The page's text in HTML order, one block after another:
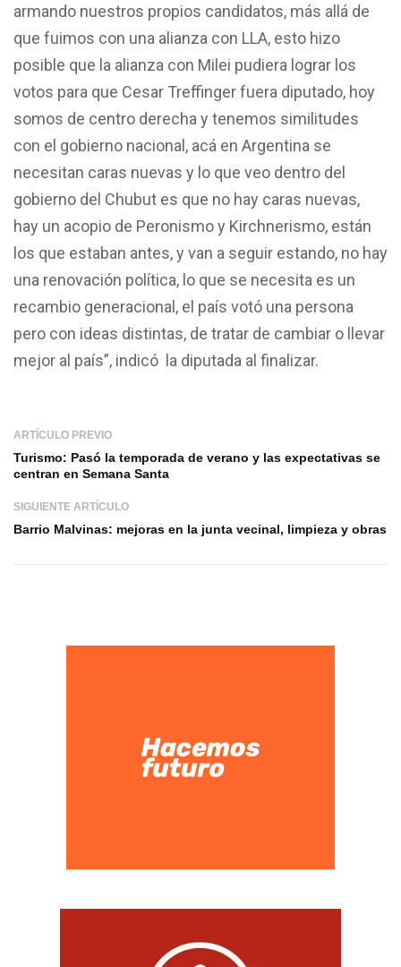
armando nuestros propios candidatos, más allá de
que fuimos con una alianza con LLA, esto hizo
posible que la alianza con Milei pudiera lograr los
votos para que Cesar Treffinger fuera diputado, hoy
somos de centro derecha y tenemos similitudes
con el gobierno nacional, acá en Argentina se
necesitan caras nuevas y lo que veo dentro del
gobierno del Chubut es que no hay caras nuevas,
hay un acopio de Peronismo y Kirchnerismo, están
los que estaban antes, y van a seguir estando, no hay
una renovación política, lo que se necesita es un
recambio generacional, el país votó una persona
pero con ideas distintas, de tratar de cambiar o llevar
mejor al país”, indicó la diputada al finalizar.
ARTÍCULO PREVIO
Turismo: Pasó la temporada de verano y las expectativas se
centran en Semana Santa
SIGUIENTE ARTÍCULO
Barrio Malvinas: mejoras en la junta vecinal, limpieza y obras